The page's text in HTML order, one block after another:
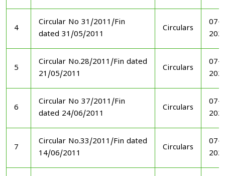
4
Circular No 31/2011/Fin
dated 31/05/2011
Circulars
07-
5
Circular No.28/2011/Fin dated
21/05/2011
Circulars
07-
6
Circular No 37/2011/Fin
dated 24/06/2011
Circulars
07-
7
Circular No.33/2011/Fin dated
14/06/2011
Circulars
07-